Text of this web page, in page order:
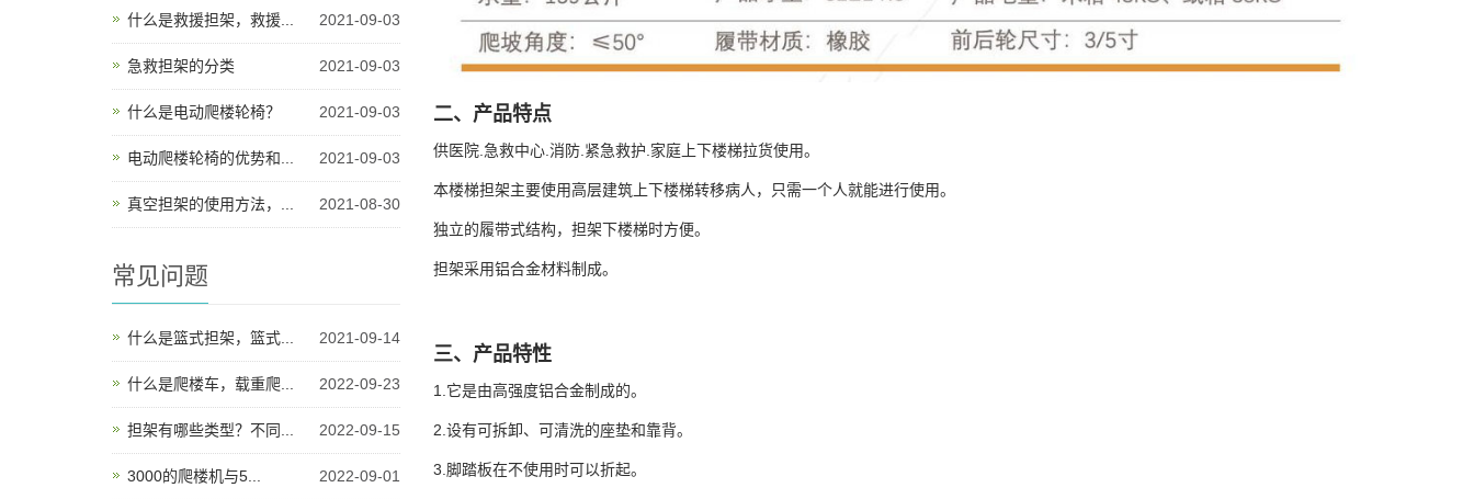
二、产品特点
供医院.急救中心.消防.紧急救护.家庭上下楼梯拉货使用。
本楼梯担架主要使用高层建筑上下楼梯转移病人，只需一个人就能进行使用。
独立的履带式结构，担架下楼梯时方便。
担架采用铝合金材料制成。
三、产品特性
1.它是由高强度铝合金制成的。
2.设有可拆卸、可清洗的座垫和靠背。
3.脚踏板在不使用时可以折起。
什么是救援担架，救援... 2021-09-03
急救担架的分类 2021-09-03
什么是电动爬楼轮椅？ 2021-09-03
电动爬楼轮椅的优势和... 2021-09-03
真空担架的使用方法，... 2021-08-30
常见问题
什么是篮式担架，篮式... 2021-09-14
什么是爬楼车，载重爬... 2022-09-23
担架有哪些类型？不同... 2022-09-15
3000的爬楼机与5... 2022-09-01